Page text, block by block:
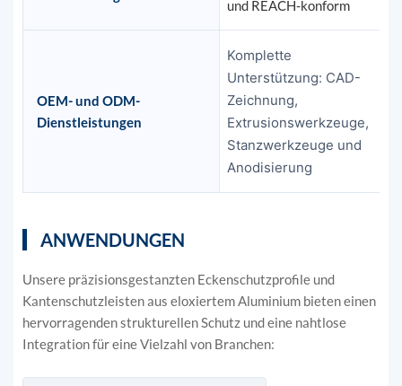
und REACH-konform
OEM- und ODM-
Dienstleistungen
Komplette
Unterstützung: CAD-
Zeichnung,
Extrusionswerkzeuge,
Stanzwerkzeuge und
Anodisierung
ANWENDUNGEN
Unsere präzisionsgestanzten Eckenschutzprofile und
Kantenschutzleisten aus eloxiertem Aluminium bieten einen
hervorragenden strukturellen Schutz und eine nahtlose
Integration für eine Vielzahl von Branchen: